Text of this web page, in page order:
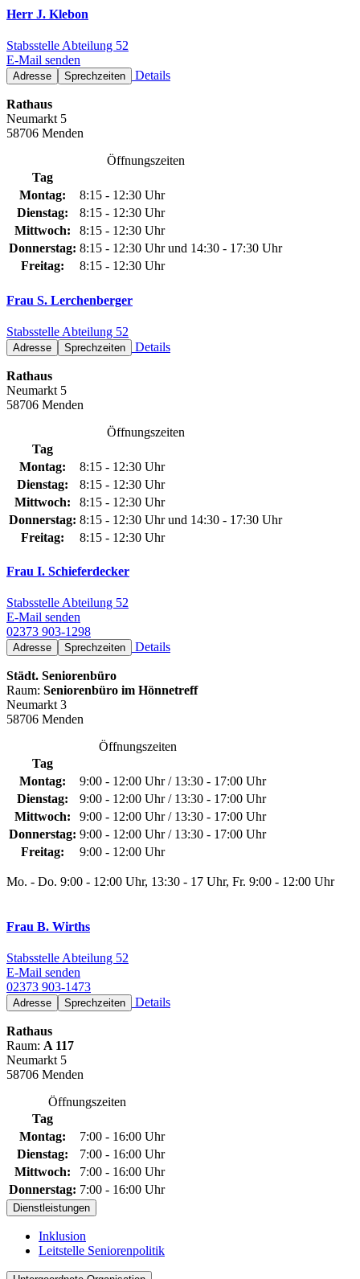
Herr J. Klebon
Stabsstelle Abteilung 52
E-Mail senden
Adresse Sprechzeiten Details
Rathaus
Neumarkt 5
58706 Menden
Öffnungszeiten
Tag
Montag:
8:15 - 12:30 Uhr
Dienstag:
8:15 - 12:30 Uhr
Mittwoch:
8:15 - 12:30 Uhr
Donnerstag: 8:15 - 12:30 Uhr und 14:30 - 17:30 Uhr
Freitag:
8:15 - 12:30 Uhr
Frau S. Lerchenberger
Stabsstelle Abteilung 52
Adresse Sprechzeiten Details
Rathaus
Neumarkt 5
58706 Menden
Öffnungszeiten
Tag
Montag:
8:15 - 12:30 Uhr
Dienstag:
8:15 - 12:30 Uhr
Mittwoch:
8:15 - 12:30 Uhr
Donnerstag: 8:15 - 12:30 Uhr und 14:30 - 17:30 Uhr
Freitag:
8:15 - 12:30 Uhr
Frau I. Schieferdecker
Stabsstelle Abteilung 52
E-Mail senden
02373 903-1298
Adresse Sprechzeiten Details
Städt. Seniorenbüro
Raum: Seniorenbüro im Hönnetreff
Neumarkt 3
58706 Menden
Öffnungszeiten
Tag
Montag:
9:00 - 12:00 Uhr / 13:30 - 17:00 Uhr
Dienstag:
9:00 - 12:00 Uhr / 13:30 - 17:00 Uhr
Mittwoch:
9:00 - 12:00 Uhr / 13:30 - 17:00 Uhr
Donnerstag: 9:00 - 12:00 Uhr / 13:30 - 17:00 Uhr
Freitag:
9:00 - 12:00 Uhr
Mo. - Do. 9:00 - 12:00 Uhr, 13:30 - 17 Uhr, Fr. 9:00 - 12:00 Uhr
Frau B. Wirths
Stabsstelle Abteilung 52
E-Mail senden
02373 903-1473
Adresse Sprechzeiten Details
Rathaus
Raum: A 117
Neumarkt 5
58706 Menden
Öffnungszeiten
Tag
Montag:
7:00 - 16:00 Uhr
Dienstag:
7:00 - 16:00 Uhr
Mittwoch:
7:00 - 16:00 Uhr
Donnerstag: 7:00 - 16:00 Uhr
Dienstleistungen
Inklusion
Leitstelle Seniorenpolitik